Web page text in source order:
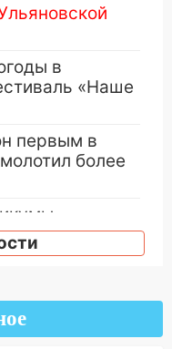
в
«Наше
первым в
более
более 10
деревья и